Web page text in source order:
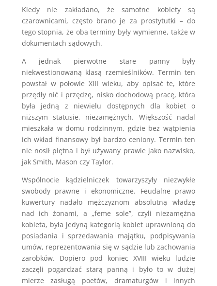
Kiedy nie zakładano, że samotne kobiety są
czarownicami, często brano je za prostytutki – do
tego stopnia, że ​​oba terminy były wymienne, także w
dokumentach sądowych.
A jednak pierwotne stare panny były
niekwestionowaną klasą rzemieślników. Termin ten
powstał w połowie XIII wieku, aby opisać te, które
przędły nić i przędzę, nisko dochodową pracę, która
była jedną z niewielu dostępnych dla kobiet o
niższym statusie, niezamężnych. Większość nadal
mieszkała w domu rodzinnym, gdzie bez wątpienia
ich wkład finansowy był bardzo ceniony. Termin ten
nie nosił piętna i był używany prawie jako nazwisko,
jak Smith, Mason czy Taylor.
Wspólnocie kądzielniczek towarzyszyły niezwykłe
swobody prawne i ekonomiczne. Feudalne prawo
kuwertury nadało mężczyznom absolutną władzę
nad ich żonami, a „feme sole”, czyli niezamężna
kobieta, była jedyną kategorią kobiet uprawnioną do
posiadania i sprzedawania majątku, podpisywania
umów, reprezentowania się w sądzie lub zachowania
zarobków. Dopiero pod koniec XVIII wieku ludzie
zaczęli pogardzać starą panną i było to w dużej
mierze zasługą poetów, dramaturgów i innych